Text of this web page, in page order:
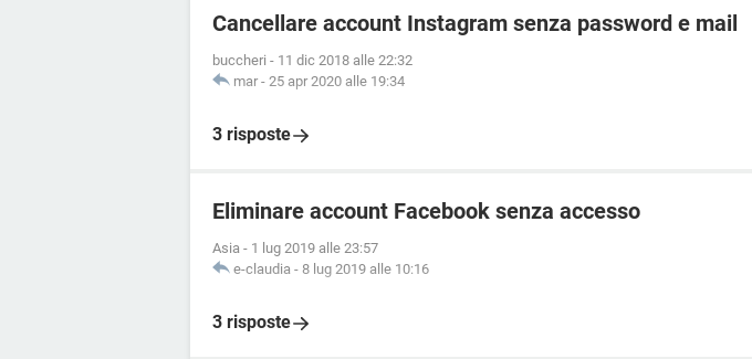
Cancellare account Instagram senza password e mail
buccheri - 11 dic 2018 alle 22:32
mar - 25 apr 2020 alle 19:34
3 risposte
Eliminare account Facebook senza accesso
Asia - 1 lug 2019 alle 23:57
e-claudia - 8 lug 2019 alle 10:16
3 risposte